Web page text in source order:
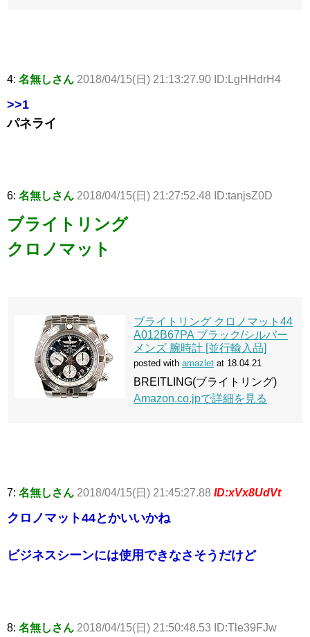
4: 名無しさん 2018/04/15(日) 21:13:27.90 ID:LgHHdrH4
>>1
パネライ
6: 名無しさん 2018/04/15(日) 21:27:52.48 ID:tanjsZ0D
ブライトリング
クロノマット
ブライトリング クロノマット44
A012B67PA ブラック/シルバー
メンズ 腕時計 [並行輸入品]
posted with amazlet at 18.04.21
BREITLING(ブライトリング)
Amazon.co.jpで詳細を見る
7: 名無しさん 2018/04/15(日) 21:45:27.88 ID:xVx8UdVt
クロノマット44とかいいかね
ビジネスシーンには使用できなさそうだけど
8: 名無しさん 2018/04/15(日) 21:50:48.53 ID:Tle39FJw